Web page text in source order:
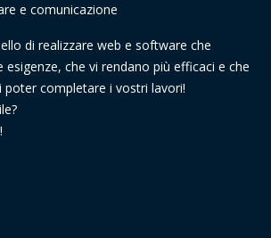
e comunicazione
di realizzare web e software che
esigenze, che vi rendano più efficaci e che
poter completare i vostri lavori!